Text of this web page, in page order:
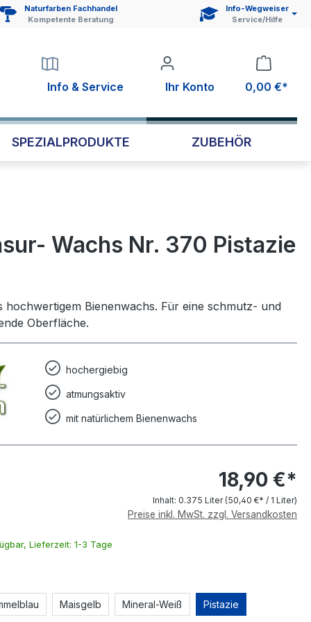
Naturfarben Fachhandel
Kompetente Beratung
Info-Wegweiser
Service/Hilfe
Info & Service Ihr Konto 0,00 €*
SPEZIALPRODUKTE ZUBEHÖR
Wachs Nr. 370 Pistazie
hochwertigem Bienenwachs. Für eine schmutz- und
Oberfläche.
hochergiebig
atmungsaktiv
mit natürlichem Bienenwachs
18,90 €*
Inhalt: 0.375 Liter (50,40 €* / 1 Liter)
Preise inkl. MwSt. zzgl. Versandkosten
Lieferzeit: 1-3 Tage
Maisgelb Mineral-Weiß Pistazie